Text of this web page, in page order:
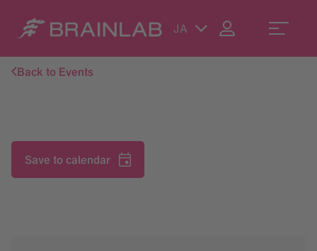
JA
Back to Events
Save to calendar